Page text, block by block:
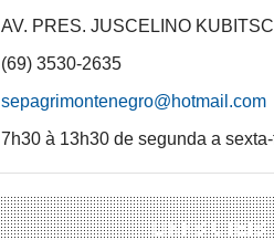
AV. PRES. JUSCELINO
(69) 3530-2635
sepagrimontenegro@hotmail.com
7h30 à 13h30 de segunda a
LINKS ÚTEIS